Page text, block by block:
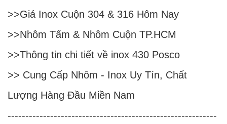
>>Giá Inox Cuộn 304 & 316 Hôm Nay
>>Nhôm Tấm & Nhôm Cuộn TP.HCM
>>Thông tin chi tiết về inox 430 Posco
>> Cung Cấp Nhôm - Inox Uy Tín, Chất
Lượng Hàng Đầu Miền Nam
-----------------------------------------------------------